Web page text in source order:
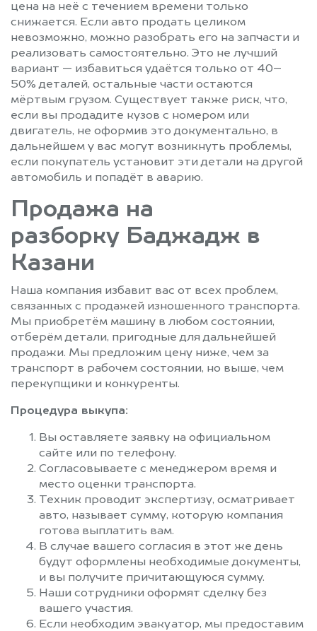
цена на неё с течением времени только
снижается. Если авто продать целиком
невозможно, можно разобрать его на запчасти и
реализовать самостоятельно. Это не лучший
вариант — избавиться удаётся только от 40–
50% деталей, остальные части остаются
мёртвым грузом. Существует также риск, что,
если вы продадите кузов с номером или
двигатель, не оформив это документально, в
дальнейшем у вас могут возникнуть проблемы,
если покупатель установит эти детали на другой
автомобиль и попадёт в аварию.
Продажа на
разборку Баджадж в
Казани
Наша компания избавит вас от всех проблем,
связанных с продажей изношенного транспорта.
Мы приобретём машину в любом состоянии,
отберём детали, пригодные для дальнейшей
продажи. Мы предложим цену ниже, чем за
транспорт в рабочем состоянии, но выше, чем
перекупщики и конкуренты.
Процедура выкупа:
Вы оставляете заявку на официальном
сайте или по телефону.
Согласовываете с менеджером время и
место оценки транспорта.
Техник проводит экспертизу, осматривает
авто, называет сумму, которую компания
готова выплатить вам.
В случае вашего согласия в этот же день
будут оформлены необходимые документы,
и вы получите причитающуюся сумму.
Наши сотрудники оформят сделку без
вашего участия.
Если необходим эвакуатор, мы предоставим